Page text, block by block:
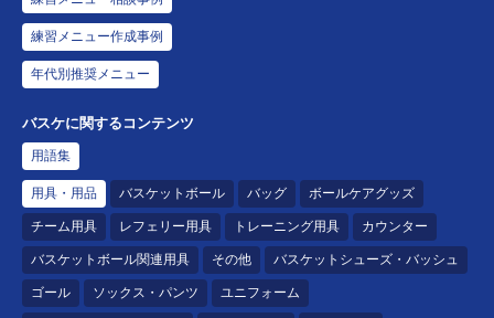
練習メニュー作成事例
年代別推奨メニュー
バスケに関するコンテンツ
用語集
用具・用品 バスケットボール バッグ ボールケアグッズ
チーム用具 レフェリー用具 トレーニング用具 カウンター
バスケットボール関連用具 その他 バスケットシューズ・バッシュ
ゴール ソックス・パンツ ユニフォーム